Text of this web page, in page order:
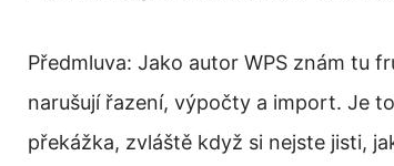
Předmluva: Jako autor WPS znám tu
narušují řazení, výpočty a import. Je
překážka, zvláště když si nejste jisti,